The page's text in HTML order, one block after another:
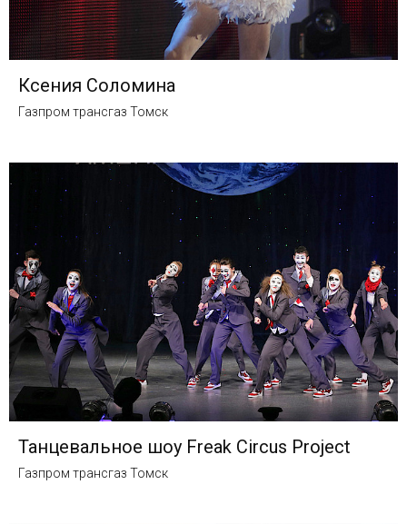
Ксения Соломина
Газпром трансгаз Томск
Танцевальное шоу Freak Circus Project
Газпром трансгаз Томск